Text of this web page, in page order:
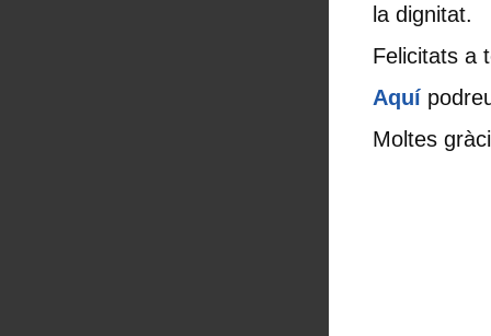
la dignitat.
Felicitats a
Aquí
Moltes